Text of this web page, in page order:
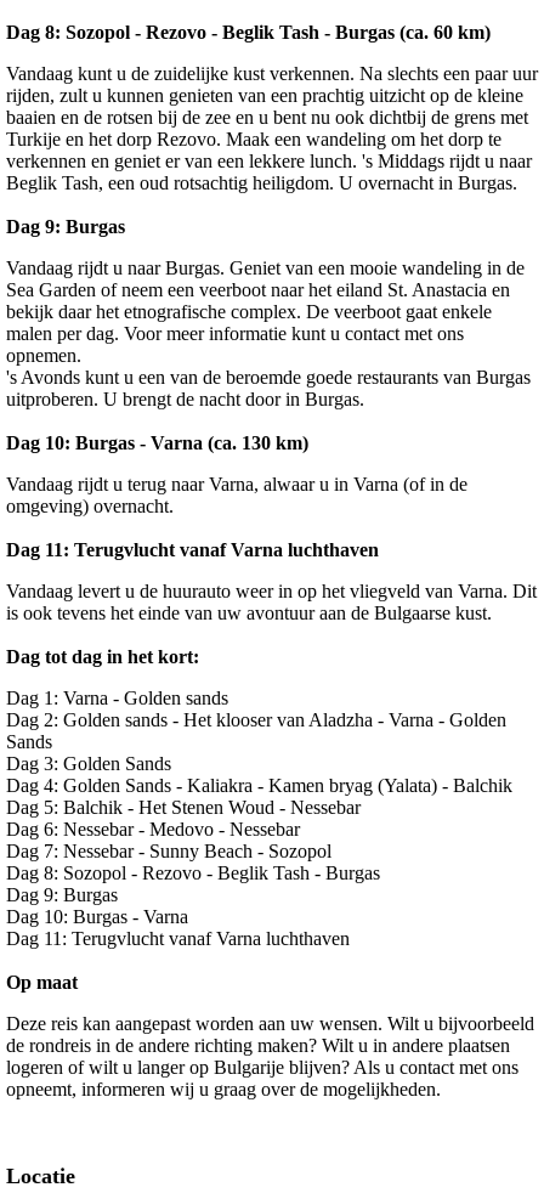
Dag 8: Sozopol - Rezovo - Beglik Tash - Burgas (ca. 60 km)
Vandaag kunt u de zuidelijke kust verkennen. Na slechts een paar uur
rijden, zult u kunnen genieten van een prachtig uitzicht op de kleine
baaien en de rotsen bij de zee en u bent nu ook dichtbij de grens met
Turkije en het dorp Rezovo. Maak een wandeling om het dorp te
verkennen en geniet er van een lekkere lunch. 's Middags rijdt u naar
Beglik Tash, een oud rotsachtig heiligdom. U overnacht in Burgas.
Dag 9: Burgas
Vandaag rijdt u naar Burgas. Geniet van een mooie wandeling in de
Sea Garden of neem een veerboot naar het eiland St. Anastacia en
bekijk daar het etnografische complex. De veerboot gaat enkele
malen per dag. Voor meer informatie kunt u contact met ons
opnemen.
's Avonds kunt u een van de beroemde goede restaurants van Burgas
uitproberen. U brengt de nacht door in Burgas.
Dag 10: Burgas - Varna (ca. 130 km)
Vandaag rijdt u terug naar Varna, alwaar u in Varna (of in de
omgeving) overnacht.
Dag 11: Terugvlucht vanaf Varna luchthaven
Vandaag levert u de huurauto weer in op het vliegveld van Varna. Dit
is ook tevens het einde van uw avontuur aan de Bulgaarse kust.
Dag tot dag in het kort:
Dag 1: Varna - Golden sands
Dag 2: Golden sands - Het klooser van Aladzha - Varna - Golden
Sands
Dag 3: Golden Sands
Dag 4: Golden Sands - Kaliakra - Kamen bryag (Yalata) - Balchik
Dag 5: Balchik - Het Stenen Woud - Nessebar
Dag 6: Nessebar - Medovo - Nessebar
Dag 7: Nessebar - Sunny Beach - Sozopol
Dag 8: Sozopol - Rezovo - Beglik Tash - Burgas
Dag 9: Burgas
Dag 10: Burgas - Varna
Dag 11: Terugvlucht vanaf Varna luchthaven
Op maat
Deze reis kan aangepast worden aan uw wensen. Wilt u bijvoorbeeld
de rondreis in de andere richting maken? Wilt u in andere plaatsen
logeren of wilt u langer op Bulgarije blijven? Als u contact met ons
opneemt, informeren wij u graag over de mogelijkheden.
Locatie